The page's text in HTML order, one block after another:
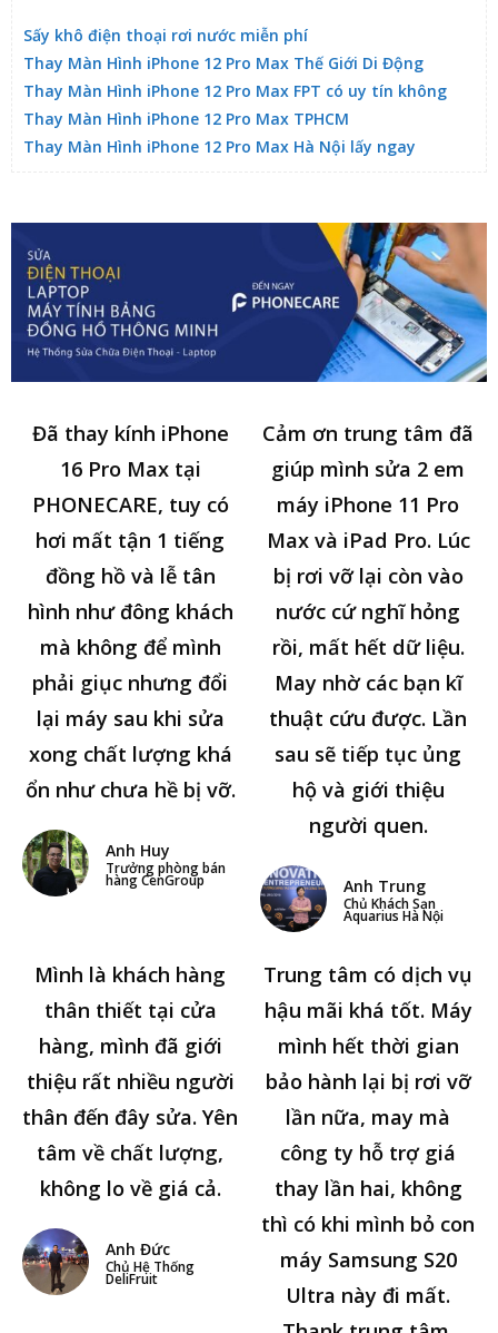
Sấy khô điện thoại rơi nước miễn phí
Thay Màn Hình iPhone 12 Pro Max Thế Giới Di Động
Thay Màn Hình iPhone 12 Pro Max FPT có uy tín không
Thay Màn Hình iPhone 12 Pro Max TPHCM
Thay Màn Hình iPhone 12 Pro Max Hà Nội lấy ngay
Đã thay kính iPhone
16 Pro Max tại
PHONECARE, tuy có
hơi mất tận 1 tiếng
đồng hồ và lễ tân
hình như đông khách
mà không để mình
phải giục nhưng đổi
lại máy sau khi sửa
xong chất lượng khá
ổn như chưa hề bị vỡ.
Anh Huy
Trưởng phòng bán
hàng CenGroup
Cảm ơn trung tâm đã
giúp mình sửa 2 em
máy iPhone 11 Pro
Max và iPad Pro. Lúc
bị rơi vỡ lại còn vào
nước cứ nghĩ hỏng
rồi, mất hết dữ liệu.
May nhờ các bạn kĩ
thuật cứu được. Lần
sau sẽ tiếp tục ủng
hộ và giới thiệu
người quen.
Anh Trung
Chủ Khách Sạn
Aquarius Hà Nội
Mình là khách hàng
thân thiết tại cửa
hàng, mình đã giới
thiệu rất nhiều người
thân đến đây sửa. Yên
tâm về chất lượng,
không lo về giá cả.
Anh Đức
Chủ Hệ Thống
DeliFruit
Trung tâm có dịch vụ
hậu mãi khá tốt. Máy
mình hết thời gian
bảo hành lại bị rơi vỡ
lần nữa, may mà
công ty hỗ trợ giá
thay lần hai, không
thì có khi mình bỏ con
máy Samsung S20
Ultra này đi mất.